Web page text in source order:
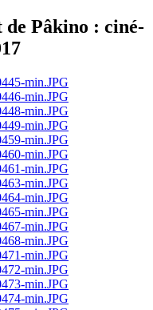
de Pâkino : ciné-